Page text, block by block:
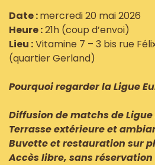
Date :mercredi 20 mai 2026
Heure :21h (coup d’envoi)
Lieu :Vitamine 7 – 3 bis rue
(quartier Gerland)
Pourquoi regarder la Ligue
Diffusion de matchs de Ligue
Terrasse extérieure et
Buvette et restauration sur
Accès libre, sans réservation